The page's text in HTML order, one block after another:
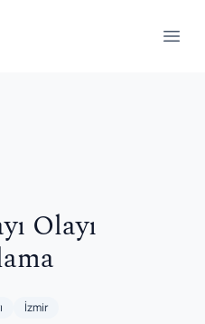
Olayı
İzmir